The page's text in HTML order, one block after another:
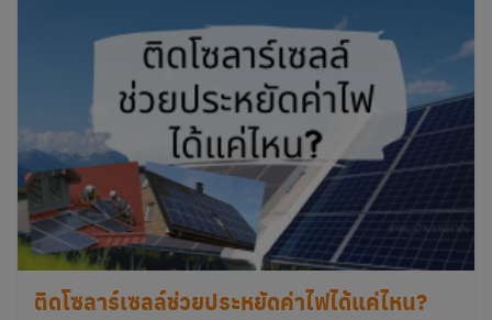
ติดโซลาร์เซลล์ช่วยประหยัดค่าไฟได้แค่ไหน?